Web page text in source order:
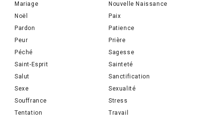
Mariage
Nouvelle Naissance
Noël
Paix
Pardon
Patience
Peur
Prière
Péché
Sagesse
Saint-Esprit
Sainteté
Salut
Sanctification
Sexe
Sexualité
Souffrance
Stress
Tentation
Travail